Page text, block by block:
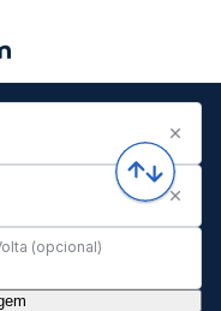
(opcional)